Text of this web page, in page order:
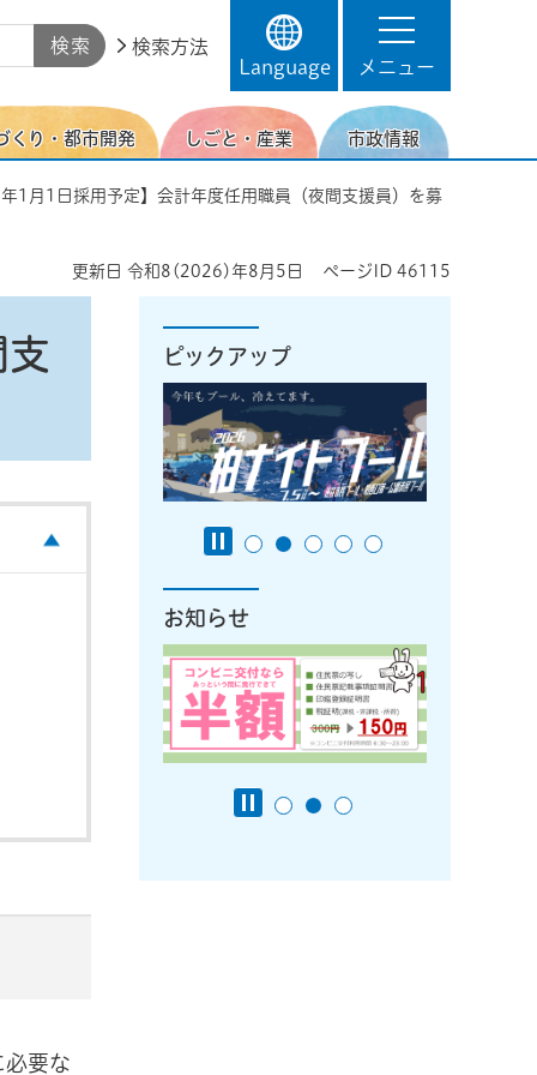
検索方法
Language
メニュー
くり・都市開発 しごと・産業 市政情報
1月1日採用予定】会計年度任用職員（夜間支援員）を募
更新日 令和8(2026)年8月5日 ページID 46115
必要な
ピックアップ
お知らせ